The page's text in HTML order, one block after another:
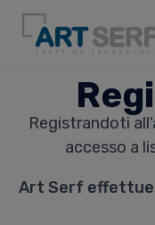
Registrandoti
accesso a
Art Serf